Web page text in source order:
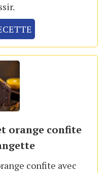
orange confite
confite avec